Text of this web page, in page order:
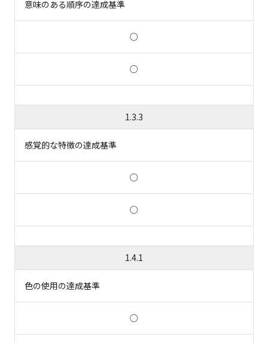
意味のある順序の達成基準
○
○
1.3.3
感覚的な特徴の達成基準
○
○
1.4.1
色の使用の達成基準
○